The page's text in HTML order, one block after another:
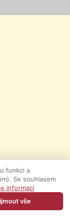
funkci a
Se souhlasem
informací
vše